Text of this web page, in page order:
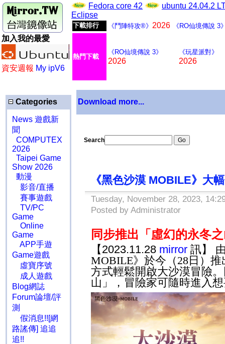
加入我的最愛
資安週報 My ipV6
Fedora core 42
ubuntu 24.04.2
Eclipse
下載排行 《鬥陣特攻®》 2026 《RO仙境傳說 3
熱門下載
《RO仙境傳說 3》
2026
《玩星派對》
2026
Categories
News 遊戲新
聞
COMPUTEX
2026
Taipei Game
Show 2026
動漫
影音/直播
賽事遊戲
TV/PC
Game
Online
Game
APP手遊
Game遊戲
虛寶序號
成人遊戲
Blog網誌
Forum論壇/評
測
假消息!![網
路謠傳] 追追
追!!
Download more...
Search
《黑色沙漠 MOBILE》大
Tuesday, November 28, 2023,
Posted by Administrator
同步推出「虛幻的永冬
【2023.11.28 mirror 訊】
MOBILE》於今（28日）
方式輕鬆開啟大沙漠冒險
山 」 ，冒險家可隨時進入